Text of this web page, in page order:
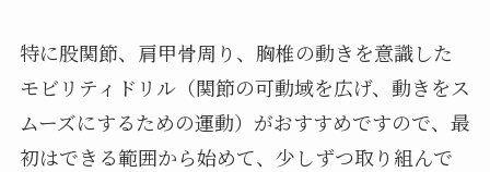
特に股関節、肩甲骨周り、胸椎の動きを意識した
モビリティドリル（関節の可動域を広げ、動きをス
ムーズにするための運動）がおすすめですので、最
初はできる範囲から始めて、少しずつ取り組んで